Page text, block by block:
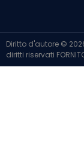
Diritto d'autore ©
diritti riservati